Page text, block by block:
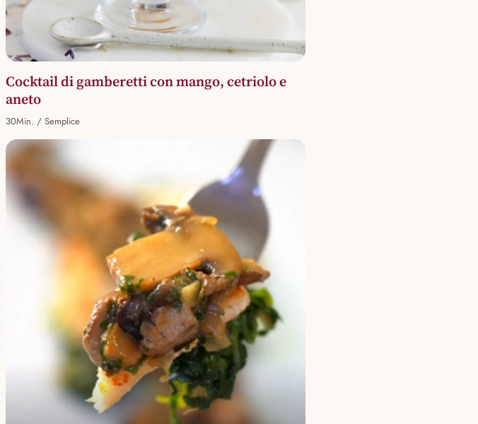
Cocktail di gamberetti con mango, cetriolo e
aneto
30Min. / Semplice